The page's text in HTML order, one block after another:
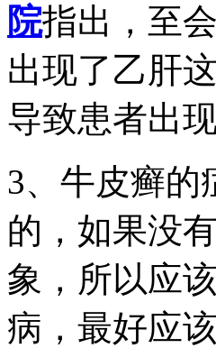
院指出，至
出现了乙肝
导致患者出
3、牛皮癣的
的，如果没
象，所以应
病，最好应